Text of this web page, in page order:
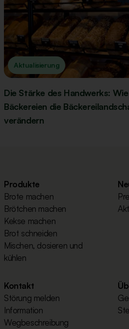
Aktualisierung
Die Stärke des Handwerks:
Bäckereien die
verändern
Produkte
Brote machen
Brötchen machen
Kekse machen
Brot schneiden
Mischen, dosieren und
kühlen
Kontakt
Störung melden
Information
Wegbeschreibung